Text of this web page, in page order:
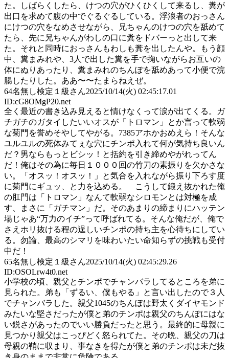
た。しばらくしたら、けつの穴がひくひくして来るし、糞が
出口を求めて腹の中でぐるぐるしている。浮浪者のおっさん
にけつの穴をなめさせながら、兄ちゃんのけつの穴を舐めて
たら、先に兄ちゃんがわしの口に糞をドバーっと出して来
た。それと同時におっさんもわしも糞を出したんや。もう顔
中、糞まみれや、3人で出した糞を手で掬いながらお互いの
体にぬりあったり、糞まみれのちんぽを舐めあって小便で浣
腸したりした。ああ〜〜たまらねえぜ。
64名無し検定１級さん2025/10/14(火) 02:45:17.01
ID:cG8OMgP20.net
全く最近の書き込み見えると情けなくって涙が出てくる。ガ
チガチのガタイしたいいオスが「トロマン」とか言って軟弱
な菊門を誉めそやしてやがる。7385アホかおめえら！そんな
ユルユルの死体みてぇな穴にチンポ入れて何が気持ち良いん
だ？男ならもっとビシッ！と括約を引き締めやがれってん
だ！俺はその為に毎日１０００回の竹刀の素振りを欠かさな
い。「オスッ！オスッ！」と気合を入れながら振り下ろす度
に菊門にギュッ、と力を込める。 こうして鍛え抜かれた俺
の肛門は「トロマン」なんて軟弱なシロモンとは対極を成
す、まさに「ガチマン」だ。そのあまりの締まりにハッテン
場じゃあ“万力のイチ”って呼ばれてる。そんな俺だが、俺で
さえホリ抜ける程の逞しいチンポの持ち主を心待ちにしてい
る。勿論、最高のシマリを味わいたい命知らずの挑戦も受付
中だ！
65名無し検定１級さん2025/10/14(火) 02:45:29.26
ID:OSOLrw4t0.net
小学校の頃、親父とチンポでチャンバラしてるところを弟に
見られた。弟も「ずるい、僕もやる」と言い出したので３人
でチャンバラした。親父1045のちんぽは野太くダイヤモンド
みたいな堅さだったが僕と弟のチンポは親父のちんぽにはな
い鋭さがあったのでいい勝負だったと思う。最終的に母親に
見つかり親父はこっぴどく怒られてた。その晩、親父の刀は
母親の鞘に収まり、事なきを得たが僕と弟のチンポは未だ抜